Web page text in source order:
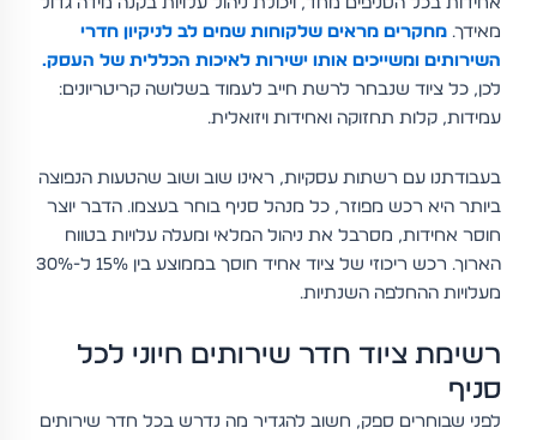
מאידך. מחקרים מראים שלקוחות שמים לב לניקיון חדרי
השירותים ומשייכים אותו ישירות לאיכות הכללית של העסק.
לכן, כל ציוד שנבחר לרשת חייב לעמוד בשלושה קריטריונים:
עמידות, קלות תחזוקה ואחידות ויזואלית.
בעבודתנו עם רשתות עסקיות, ראינו שוב ושוב שהטעות הנפוצה
ביותר היא רכש מפוזר, כל מנהל סניף בוחר בעצמו. הדבר יוצר
חוסר אחידות, מסרבל את ניהול המלאי ומעלה עלויות בטווח
הארוך. רכש ריכוזי של ציוד אחיד חוסך בממוצע בין 15% ל-30%
מעלויות ההחלפה השנתיות.
רשימת ציוד חדר שירותים חיוני לכל
סניף
לפני שבוחרים ספק, חשוב להגדיר מה נדרש בכל חדר שירותים